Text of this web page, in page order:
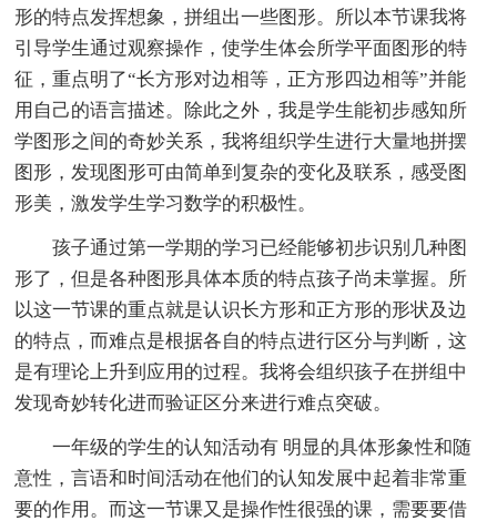
形的特点发挥想象，拼组出一些图形。所以本节课我将
引导学生通过观察操作，使学生体会所学平面图形的特
征，重点明了“长方形对边相等，正方形四边相等”并能
用自己的语言描述。除此之外，我是学生能初步感知所
学图形之间的奇妙关系，我将组织学生进行大量地拼摆
图形，发现图形可由简单到复杂的变化及联系，感受图
形美，激发学生学习数学的积极性。
孩子通过第一学期的学习已经能够初步识别几种图
形了，但是各种图形具体本质的特点孩子尚未掌握。所
以这一节课的重点就是认识长方形和正方形的形状及边
的特点，而难点是根据各自的特点进行区分与判断，这
是有理论上升到应用的过程。我将会组织孩子在拼组中
发现奇妙转化进而验证区分来进行难点突破。
一年级的学生的认知活动有 明显的具体形象性和随
意性，言语和时间活动在他们的认知发展中起着非常重
要的作用。而这一节课又是操作性很强的课，需要要借